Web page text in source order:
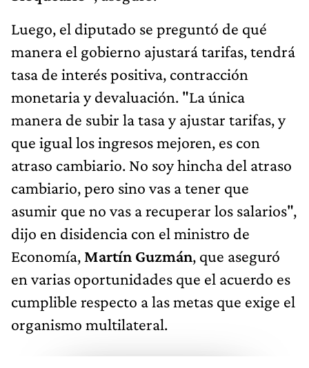
Luego, el diputado se preguntó de qué
manera el gobierno ajustará tarifas, tendrá
tasa de interés positiva, contracción
monetaria y devaluación. "La única
manera de subir la tasa y ajustar tarifas, y
que igual los ingresos mejoren, es con
atraso cambiario. No soy hincha del atraso
cambiario, pero sino vas a tener que
asumir que no vas a recuperar los salarios",
dijo en disidencia con el ministro de
Economía, Martín Guzmán, que aseguró
en varias oportunidades que el acuerdo es
cumplible respecto a las metas que exige el
organismo multilateral.